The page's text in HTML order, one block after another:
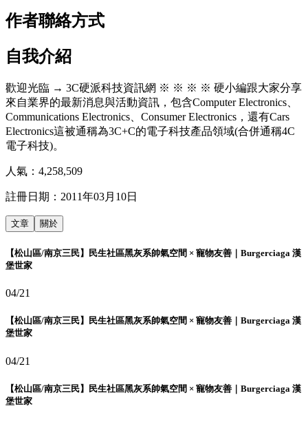
作者聯絡方式
自我介紹
歡迎光臨 → 3C硬派科技資訊網 ※ ※ ※ ※ 硬小編跟大家分享
來自業界的最新消息與活動資訊，包含Computer Electronics、
Communications Electronics、Consumer Electronics，還有Cars
Electronics這被通稱為3C+C的電子科技產品領域(合併通稱4C
電子科技)。
人氣： 4,258,509
註冊日期： 2011年03月10日
文章 關於
【松山區/南京三民】民生社區黑灰系帥氣空間 × 寵物友善｜Burgerciaga 漢
堡世家
04/21
【松山區/南京三民】民生社區黑灰系帥氣空間 × 寵物友善｜Burgerciaga 漢
堡世家
04/21
【松山區/南京三民】民生社區黑灰系帥氣空間 × 寵物友善｜Burgerciaga 漢
堡世家